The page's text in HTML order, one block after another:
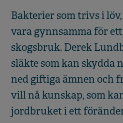
Bakterier som trivs i
vara gynnsamma för
skogsbruk. Derek
släkte som kan skydda
ned giftiga ämnen och
vill nå kunskap, som
jordbruket i ett